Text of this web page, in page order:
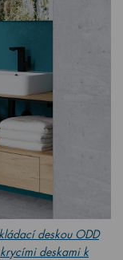
deskou ODD
krycími deskami k